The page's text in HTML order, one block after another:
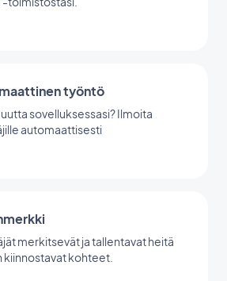
työntö
uutta sovelluksessasi? Ilmoita
automaattisesti
merkitsevät ja tallentavat heitä
kiinnostavat kohteet.